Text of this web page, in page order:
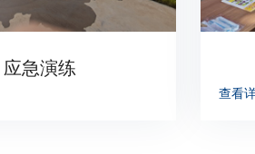
应急演练
查看